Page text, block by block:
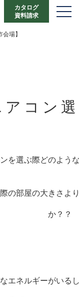
カタログ
資料請求
場】
アコン
を選ぶ際どのよう
の部屋の大きさよ
か？？
エネルギーがいる